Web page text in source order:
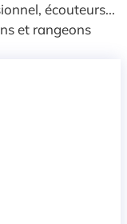
écouteurs...
et rangeons